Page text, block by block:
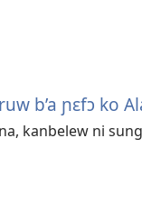
b’a ɲɛfɔ ko
kanbelew ni